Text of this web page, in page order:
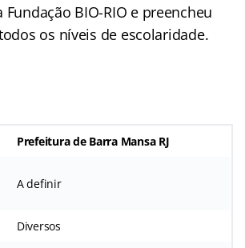
BIO-RIO e preencheu
os níveis de escolaridade.
Prefeitura de Barra Mansa RJ
A definir
Diversos